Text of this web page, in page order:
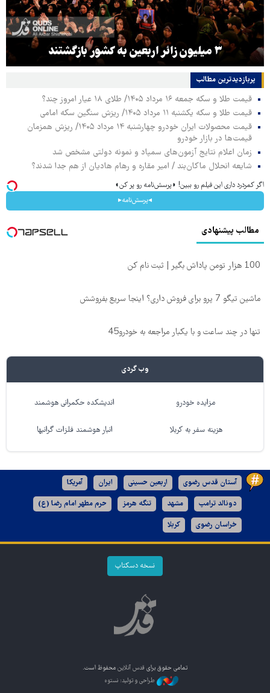
۳ میلیون زائر اربعین به کشور بازگشتند
پربازدیدترین‌ مطالب
قیمت طلا و سکه جمعه ۱۶ مرداد ۱۴۰۵/ طلای ۱۸ عیار امروز چند؟
قیمت طلا و سکه یکشنبه ۱۱ مرداد ۱۴۰۵/ ریزش سنگین سکه امامی
قیمت محصولات ایران خودرو چهارشنبه ۱۴ مرداد ۱۴۰۵/ ریزش همزمان
قیمت‌ها در بازار خودرو
زمان اعلام نتایج آزمون‌های سمپاد و نمونه دولتی مشخص شد
شایعه انحلال ماکان‌بند / امیر مقاره و رهام هادیان از هم جدا شدند؟
اگر کمردرد داری این فیلم رو ببین! ◗پرسش‌نامه رو پر کن◖
◂پرسش‌نامه▸
مطالب پیشنهادی
100 هزار تومن پاداش بگیر | ثبت نام کن
ماشین تیگو 7 پرو برای فروش داری؟ اینجا سریع بفروشش
تنها در چند ساعت و با یکبار مراجعه به خودرو45
وب گردی
مزایده خودرو اندیشکده حکمرانی هوشمند
هزینه سفر به کربلا انبار هوشمند فلزات گرانبها
آستان قدس رضوی اربعین حسینی ایران آمریکا
دونالد ترامپ مشهد تنگه هرمز حرم مطهر امام رضا (ع)
خراسان رضوی کربلا
نسخه دسکتاپ
تمامی حقوق برای قدس آنلاین محفوظ است.
طراحی و تولید: نستوه